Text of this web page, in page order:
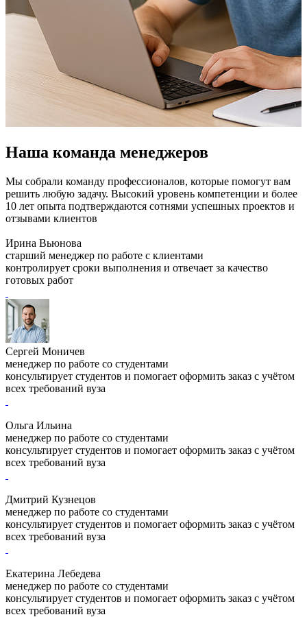
Наша команда менеджеров
Мы собрали команду профессионалов, которые помогут вам
решить любую задачу. Высокий уровень компетенции и более
10 лет опыта подтверждаются сотнями успешных проектов и
отзывами клиентов
Ирина Вьюнова
старший менеджер по работе с клиентами
контролирует сроки выполнения и отвечает за качество
готовых работ
Сергей Моничев
менеджер по работе со студентами
консультирует студентов и помогает оформить заказ с учётом
всех требований вуза
Ольга Ильина
менеджер по работе со студентами
консультирует студентов и помогает оформить заказ с учётом
всех требований вуза
Дмитрий Кузнецов
менеджер по работе со студентами
консультирует студентов и помогает оформить заказ с учётом
всех требований вуза
Екатерина Лебедева
менеджер по работе со студентами
консультирует студентов и помогает оформить заказ с учётом
всех требований вуза